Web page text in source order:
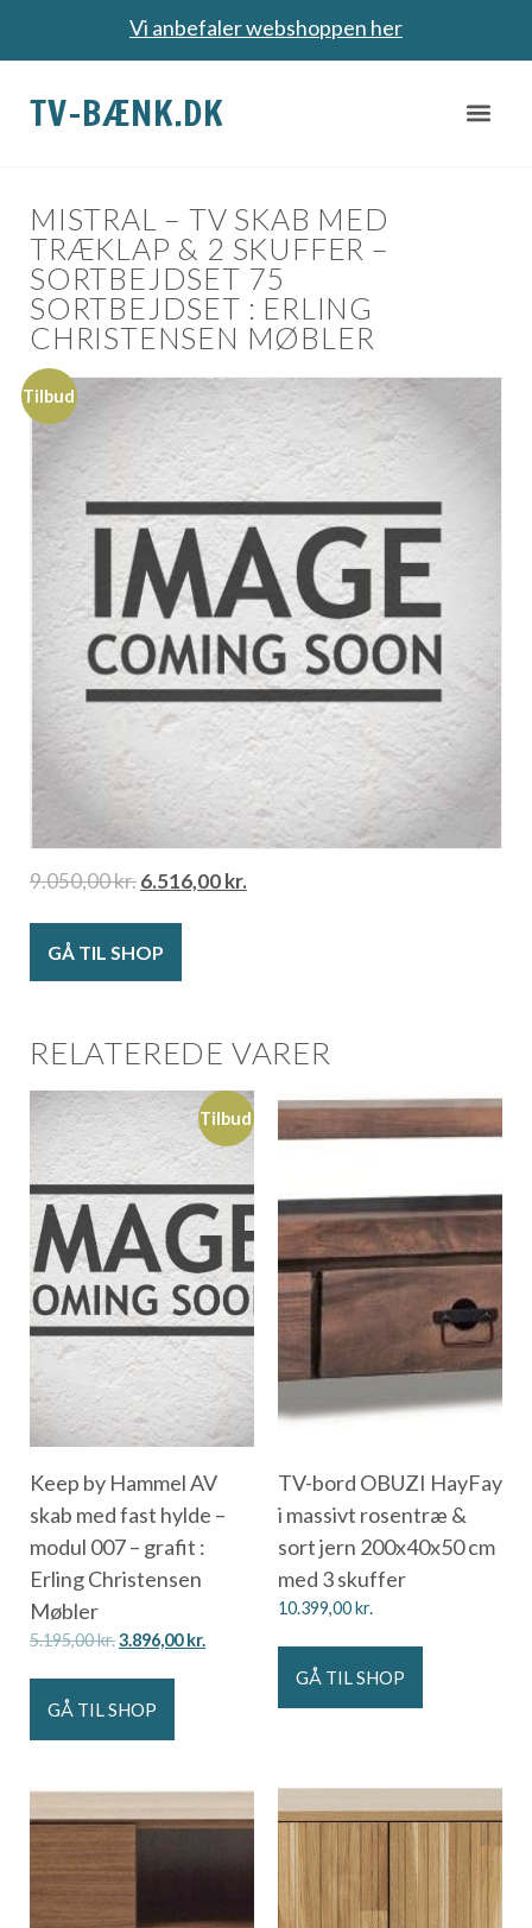
Vi anbefaler webshoppen her
TV-BÆNK.DK
MISTRAL – TV SKAB MED
TRÆKLAP & 2 SKUFFER –
SORTBEJDSET 75
SORTBEJDSET : ERLING
CHRISTENSEN MØBLER
Tilbud
9.050,00kr.6.516,00kr.
GÅ TIL SHOP
RELATEREDE VARER
Tilbud
Keep by Hammel AV
skab med fast hylde –
modul 007 – grafit :
Erling Christensen
Møbler
5.195,00kr.3.896,00kr.
GÅ TIL SHOP
TV-bord OBUZI HayFay
i massivt rosentræ &
sort jern 200x40x50 cm
med 3 skuffer
10.399,00kr.
GÅ TIL SHOP